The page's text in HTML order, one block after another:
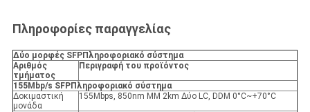
Πληροφορίες παραγγελίας
Δύο μορφές SFPΠληροφοριακό σύστημα
Αριθμός
τμήματος
Περιγραφή του προϊόντος
155Mbp/s SFPΠληροφοριακό σύστημα
Δοκιμαστική
μονάδα
155Mbps, 850nm MM 2km Δύο LC, DDM 0°C~+70°C